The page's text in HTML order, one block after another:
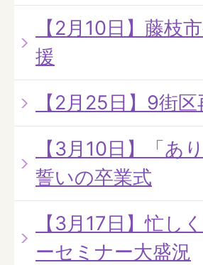
【2月10日】藤枝
援
【2月25日】9街
【3月10日】「あ
誓いの卒業式
【3月17日】忙し
ーセミナー大盛況